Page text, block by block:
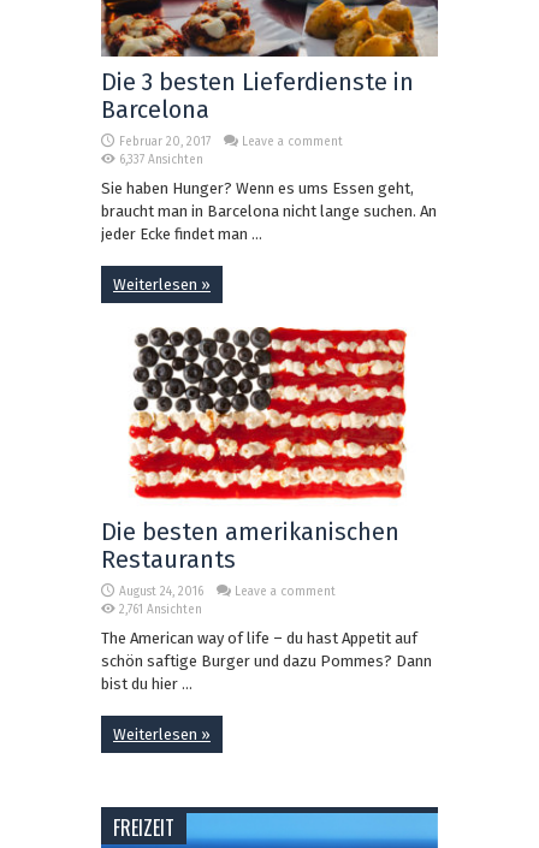
Die 3 besten Lieferdienste in
Barcelona
Februar 20, 2017
Leave a comment
6,337 Ansichten
Sie haben Hunger? Wenn es ums Essen geht,
braucht man in Barcelona nicht lange suchen. An
jeder Ecke findet man ...
Weiterlesen »
Die besten amerikanischen
Restaurants
August 24, 2016
Leave a comment
2,761 Ansichten
The American way of life – du hast Appetit auf
schön saftige Burger und dazu Pommes? Dann
bist du hier ...
Weiterlesen »
FREIZEIT